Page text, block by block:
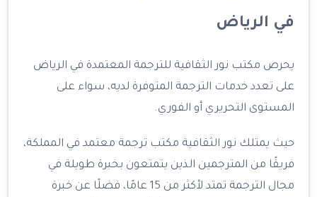
في الرياض
يحرص مكتب نور الثقافية للترجمة المعتمدة في الرياض
على تعدد خدمات الترجمة المتوفرة لديه، سواء على
المستوى التحريري أو الفوري.
حيث يمتلك نور الثقافية مكتب ترجمة معتمد في المملكة،
فريقًا من المترجمين الذين يتمتعون بخبرة طويلة في
مجال الترجمة تمتد لأكثر من 15 عامًا، فضلًا عن خبرة